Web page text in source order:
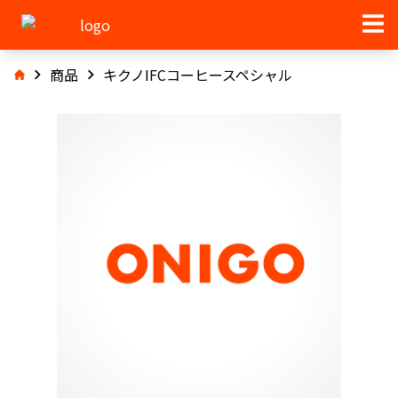
商品 キクノIFCコーヒースペシャル